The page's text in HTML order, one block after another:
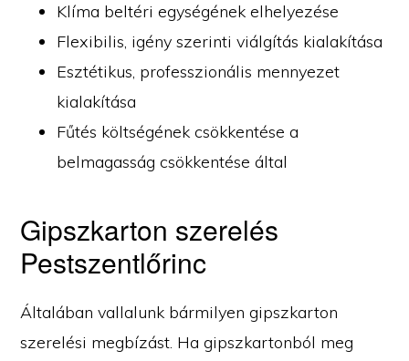
Klíma beltéri egységének elhelyezése
Flexibilis, igény szerinti viálgítás kialakítása
Esztétikus, professzionális mennyezet
kialakítása
Fűtés költségének csökkentése a
belmagasság csökkentése által
Gipszkarton szerelés
Pestszentlőrinc
Általában vallalunk bármilyen gipszkarton
szerelési megbízást. Ha gipszkartonból meg